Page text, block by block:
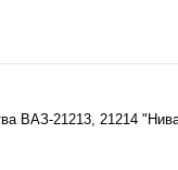
ВАЗ-21213, 21214